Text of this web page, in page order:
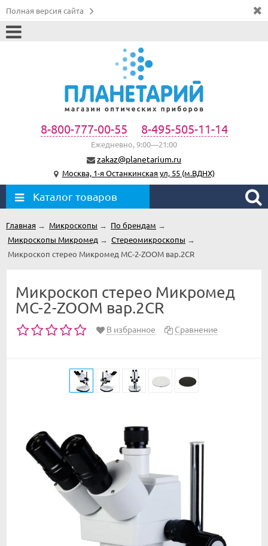
Полная версия сайта
8-800-777-00-55 8-495-505-11-14
Ежедневно, 9:00—21:00
zakaz@planetarium.ru
Москва, 1-я Останкинская ул, 55 (м.ВДНХ)
Каталог товаров
Главная → Микроскопы → По брендам →
Микроскопы Микромед → Стереомикроскопы →
Микроскоп стерео Микромед МС-2-ZOOM вар.2CR
Микроскоп стерео Микромед
МС-2-ZOOM вар.2CR
В избранное Сравнение